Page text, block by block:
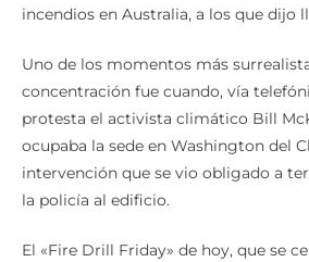
incendios en Australia, a los que dijo
Uno de los momentos más
concentración fue cuando, vía
protesta el activista climático Bill
ocupaba la sede en Washington del
intervención que se vio obligado a
la policía al edificio.
El «Fire Drill Friday» de hoy, que se